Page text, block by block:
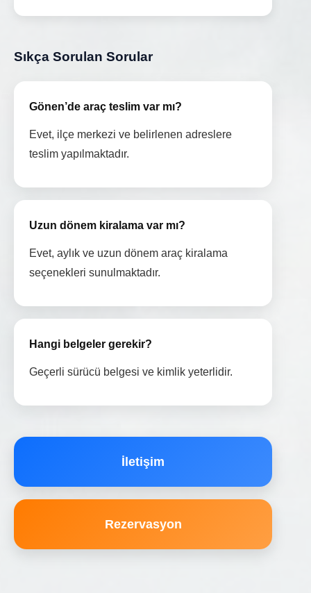
Sıkça Sorulan Sorular
Gönen’de araç teslim var mı?
Evet, ilçe merkezi ve belirlenen adreslere
teslim yapılmaktadır.
Uzun dönem kiralama var mı?
Evet, aylık ve uzun dönem araç kiralama
seçenekleri sunulmaktadır.
Hangi belgeler gerekir?
Geçerli sürücü belgesi ve kimlik yeterlidir.
İletişim
Rezervasyon